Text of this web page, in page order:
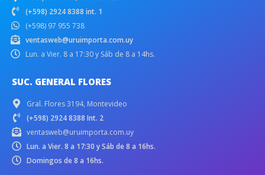
(+598) 2924 8388 int. 1
(+598) 97 955 738
ventasweb@uruimporta.com.uy
Lun. a Vier. 8 a 17:30 y Sáb de 8 a 14hs.
SUC. GENERAL FLORES
Gral. Flores 3194, Montevideo
(+598) 2924 8388 Int. 2
ventasweb@uruimporta.com.uy
Lun. a Vier. 8 a 17:30 y Sáb de 8 a 16hs.
Domingos de 8 a 16hs.